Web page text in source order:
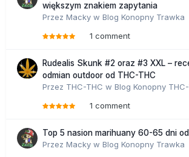
większym znakiem zapytania
Przez Macky w Blog Konopny Trawka
1 comment
Rudealis Skunk #2 oraz #3 XXL –
odmian outdoor od THC-THC
Przez THC-THC w Blog Konopny
1 comment
Top 5 nasion marihuany 60-65 dni
Przez Macky w Blog Konopny Trawka